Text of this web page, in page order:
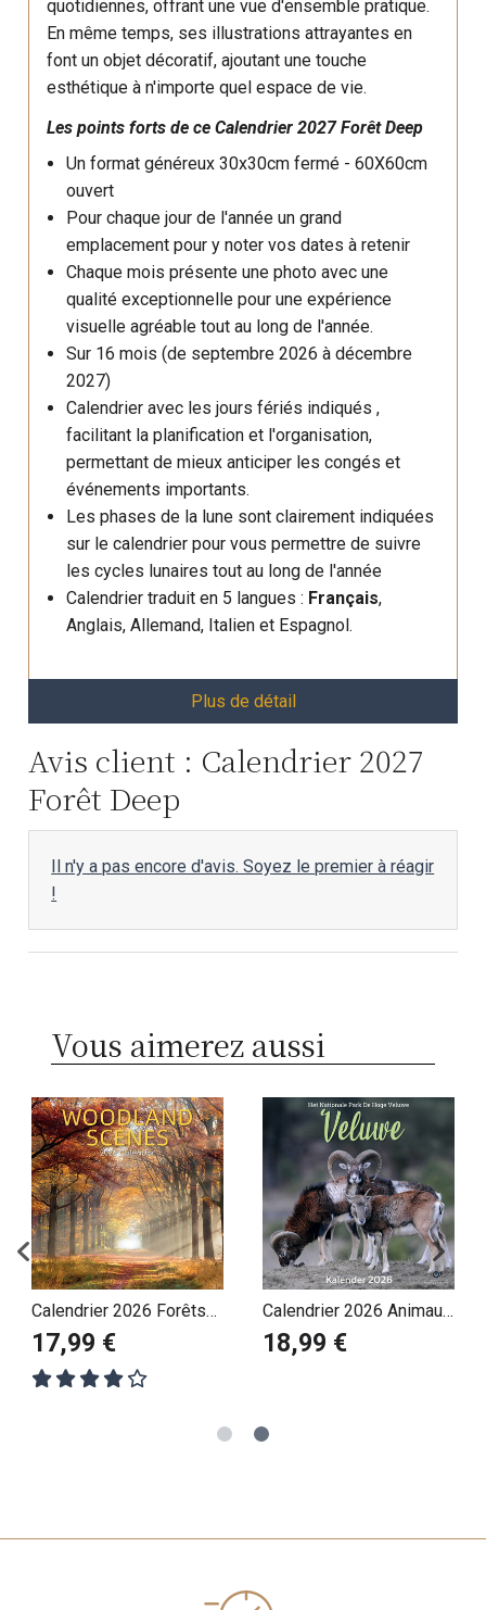
quotidiennes, offrant une vue d'ensemble pratique.
En même temps, ses illustrations attrayantes en
font un objet décoratif, ajoutant une touche
esthétique à n'importe quel espace de vie.
Les points forts de ceCalendrier 2027Forêt Deep
Un format généreux 30x30cm fermé - 60X60cm
ouvert
Pour chaque jour de l'année un grand
emplacement pour y noter vos dates à retenir
Chaque mois présente une photo avec une
qualité exceptionnelle pour une expérience
visuelle agréable tout au long de l'année.
Sur 16 mois (de septembre 2026 à décembre
2027)
Calendrier avec les jours fériés indiqués ,
facilitant la planification et l'organisation,
permettant de mieux anticiper les congés et
événements importants.
Les phases de la lune sont clairement indiquées
sur le calendrier pour vous permettre de suivre
les cycles lunaires tout au long de l'année
Calendrier traduit en 5 langues : Français,
Anglais, Allemand, Italien et Espagnol.
Plus de détail
Avis client : Calendrier 2027
Forêt Deep
Il n'y a pas encore d'avis. Soyez le premier à réagir
!
Vous aimerez aussi
Calendrier 2026 Forêts
et Jungle
17,99 €
Calendrier 2026 Animaux
de la Forêt
18,99 €